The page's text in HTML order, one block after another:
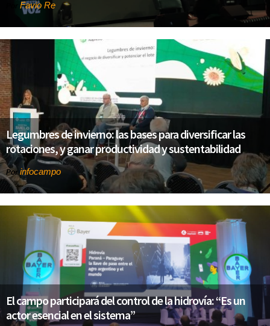
Favio Re
Legumbres de invierno: las bases para diversificar las
rotaciones, y ganar productividad y sustentabilidad
Por infocampo
El campo participará del control de la hidrovía: “Es un
actor esencial en el sistema”